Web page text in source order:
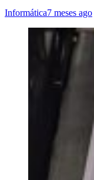
Informática7 meses ago